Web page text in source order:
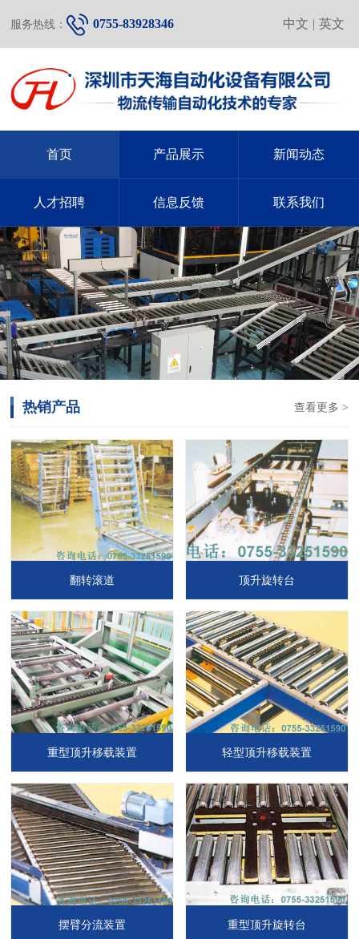
中文 | 英文
服务热线： 0755-83928346
首页 产品展示 新闻动态
人才招聘 信息反馈 联系我们
查看更多 >
热销产品
翻转滚道 顶升旋转台
重型顶升移载装置 轻型顶升移载装置
摆臂分流装置 重型顶升旋转台